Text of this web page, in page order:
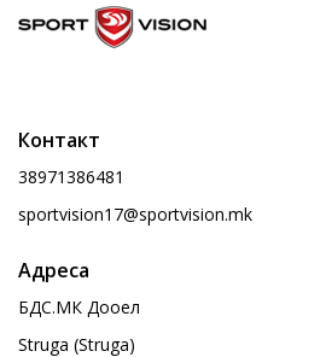
Контакт
38971386481
sportvision17@sportvision.mk
Адреса
БДС.МК Дооел
Struga (Struga)